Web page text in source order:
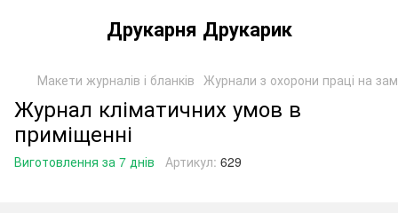
Друкарня Друкарик
Макети журналів і бланків Журнали з охорони праці на
Журнал кліматичних умов в
приміщенні
Виготовлення за 7 днів Артикул: 629